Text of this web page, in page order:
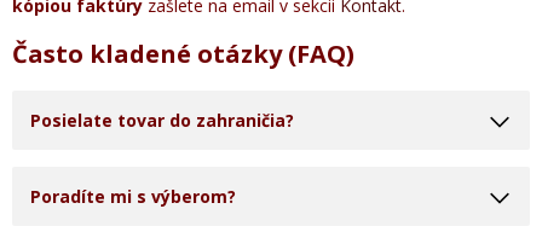
kópiou faktúry zašlete na email v sekcii Kontakt.
Často kladené otázky (FAQ)
Posielate tovar do zahraničia?
Poradíte mi s výberom?